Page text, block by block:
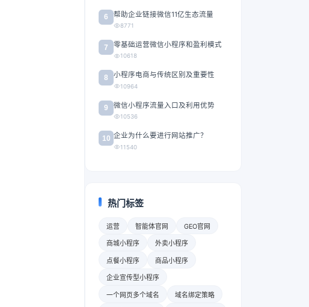
6 帮助企业链接微信11亿生态流量
8771
7 零基础运营微信小程序和盈利模式
10618
8 小程序电商与传统区别及重要性
10964
9 微信小程序流量入口及利用优势
10536
10 企业为什么要进行网站推广？
11540
热门标签
运营 智能体官网 GEO官网
商城小程序 外卖小程序
点餐小程序 商品小程序
企业宣传型小程序
一个网页多个域名 域名绑定策略